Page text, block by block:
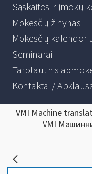
Sąskaitos ir įmokų
Mokesčių žinynas
Mokesčių
Seminarai
Tarptautinis
Kontaktai /
VMI Machine
VMI